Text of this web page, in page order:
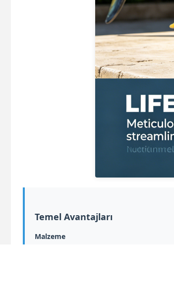
Temel Avantajları
Malzeme